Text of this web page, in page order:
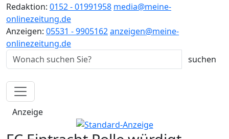
Redaktion: 0152 - 01991958 media@meine-
onlinezeitung.de
Anzeigen: 05531 - 9905162anzeigen@meine-
onlinezeitung.de
Anzeige